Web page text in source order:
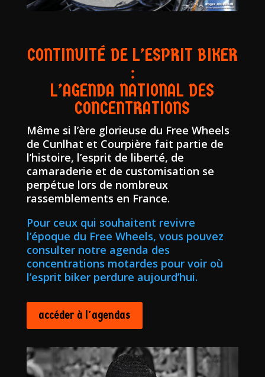
CONTINUITÉ DE L’ESPRIT BIKER
:
L’AGENDA NATIONAL DES
CONCENTRATIONS
Même si l’ère glorieuse du Free Wheels
de Cunlhat et Courpière fait partie de
l’histoire, l’esprit de liberté, de
camaraderie et de customisation se
perpétue lors de nombreux
rassemblements en France.
Pour ceux qui souhaitent revivre
l’époque du Free Wheels, vous pouvez
consulter notre agenda des
concentrations motardes pour voir où
l’esprit biker perdure aujourd’hui.
accéder à l'agendas